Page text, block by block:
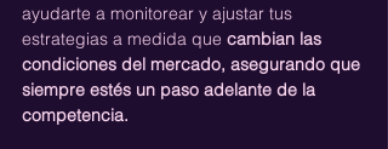
ayudarte a monitorear y ajustar tus
estrategias a medida que cambian las
condiciones del mercado, asegurando que
siempre estés un paso adelante de la
competencia.